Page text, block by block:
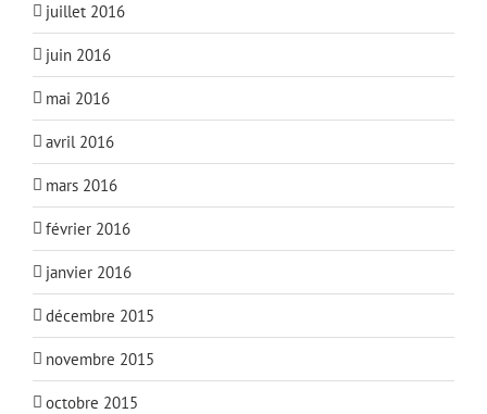
juillet 2016
juin 2016
mai 2016
avril 2016
mars 2016
février 2016
janvier 2016
décembre 2015
novembre 2015
octobre 2015